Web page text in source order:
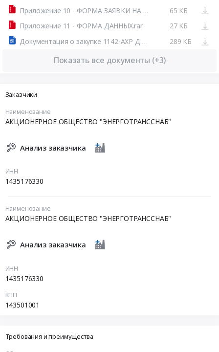
Приложение 10 - ФОРМА ЗАЯВКИ НА АККРЕДИТАЦИЮ.rar
65 КБ
Приложение 11 - ФОРМА ДАННЫХ.rar
27 КБ
Документация о закупке 1142-АХР ДОР-2026-ЭТС.docx
289 КБ
Показать все документы (+3)
Заказчики
Наименование
АКЦИОНЕРНОЕ ОБЩЕСТВО "ЭНЕРГОТРАНССНАБ"
Анализ заказчика
ИНН
1435176330
Наименование
АКЦИОНЕРНОЕ ОБЩЕСТВО "ЭНЕРГОТРАНССНАБ"
Анализ заказчика
ИНН
1435176330
КПП
143501001
Требования и преимущества